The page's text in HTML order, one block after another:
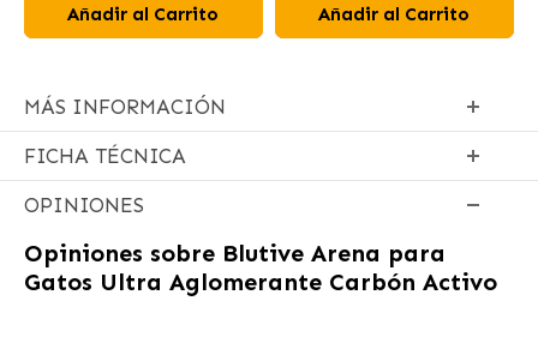
Añadir al Carrito Añadir al Carrito
MÁS INFORMACIÓN
FICHA TÉCNICA
OPINIONES
Opiniones sobre Blutive Arena para
Gatos Ultra Aglomerante Carbón Activo